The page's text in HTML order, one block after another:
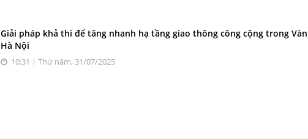
Giải pháp khả thi để tăng nhanh hạ tầng giao thông công cộng trong
Hà Nội
10:31 | Thứ năm, 31/07/2025